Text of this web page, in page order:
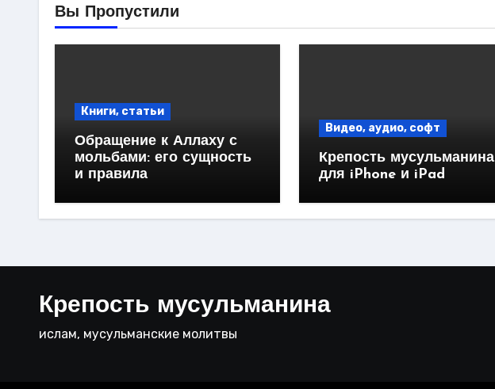
Вы Пропустили
Книги, статьи
Обращение к Аллаху с
мольбами: его сущность
и правила
Видео, аудио, софт
Крепость мусульманина
для iPhone и iPad
Крепость мусульманина
ислам, мусульманские молитвы